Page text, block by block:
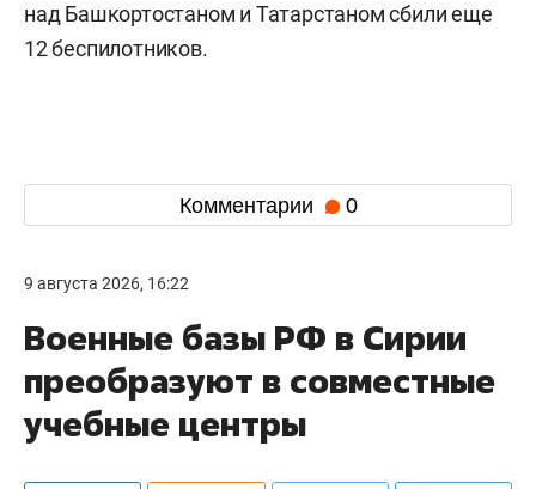
над Башкортостаном и Татарстаном сбили еще
12 беспилотников.
Комментарии 0
9 августа 2026, 16:22
Военные базы РФ в Сирии
преобразуют в совместные
учебные центры